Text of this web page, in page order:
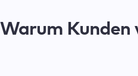
Warum Kunden